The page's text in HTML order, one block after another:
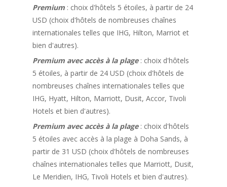
Premium : choix d'hôtels 5 étoiles, à partir de 24
USD (choix d'hôtels de nombreuses chaînes
internationales telles que IHG, Hilton, Marriot et
bien d'autres).
Premium avec accès à la plage: choix d'hôtels
5 étoiles, à partir de 24 USD (choix d'hôtels de
nombreuses chaînes internationales telles que
IHG, Hyatt, Hilton, Marriott, Dusit, Accor, Tivoli
Hotels et bien d'autres).
Premium avec accès à la plage: choix d'hôtels
5 étoiles avec accès à la plage à Doha Sands, à
partir de 31 USD (choix d'hôtels de nombreuses
chaînes internationales telles que Marriott, Dusit,
Le Meridien, IHG, Tivoli Hotels et bien d'autres).